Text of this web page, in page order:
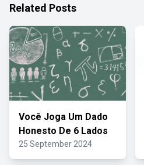
Related Posts
Você Joga Um Dado
Honesto De 6 Lados
25 September 2024